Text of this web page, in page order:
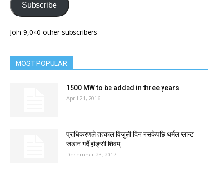
Subscribe
Join 9,040 other subscribers
MOST POPULAR
1500 MW to be added in three years
April 21, 2016
प्राधिकरणले तत्काल विजुली दिन नसकेपछि थर्मल प्लान्ट
जडान गर्दै होङ्सी शिवम्
December 23, 2017